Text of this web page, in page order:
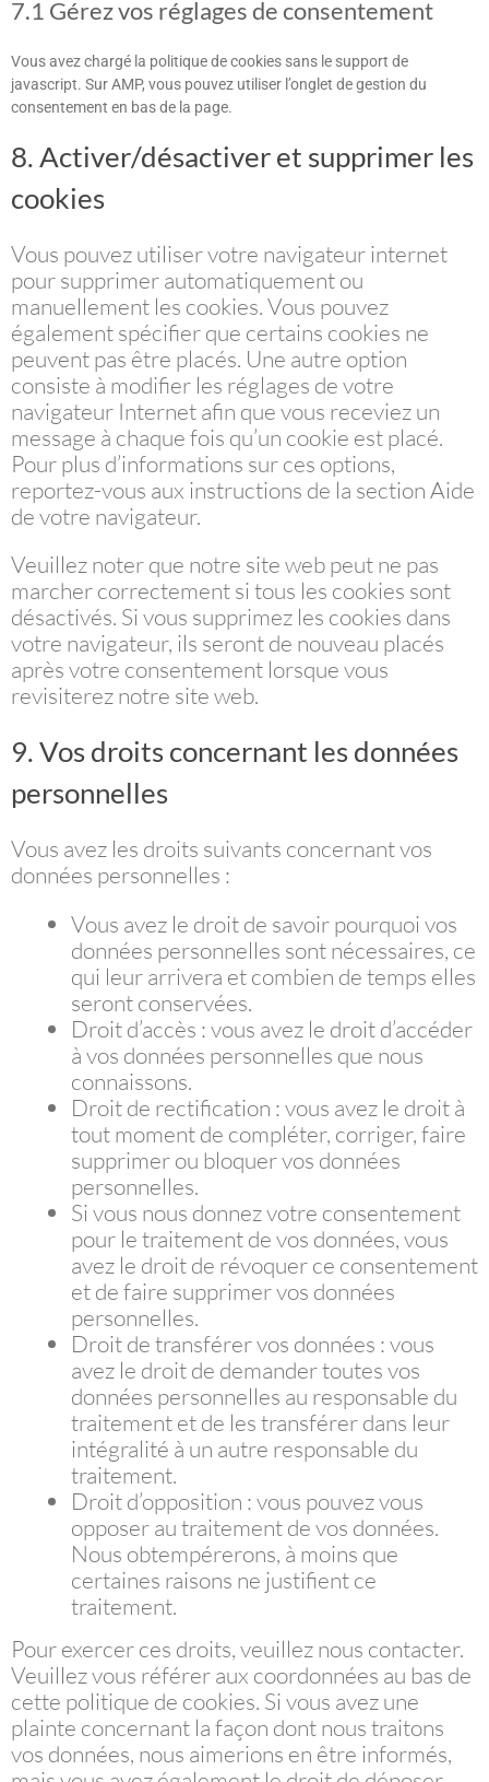
7.1 Gérez vos réglages de consentement
Vous avez chargé la politique de cookies sans le support de
javascript. Sur AMP, vous pouvez utiliser l’onglet de gestion du
consentement en bas de la page.
8. Activer/désactiver et supprimer les
cookies
Vous pouvez utiliser votre navigateur internet
pour supprimer automatiquement ou
manuellement les cookies. Vous pouvez
également spécifier que certains cookies ne
peuvent pas être placés. Une autre option
consiste à modifier les réglages de votre
navigateur Internet afin que vous receviez un
message à chaque fois qu’un cookie est placé.
Pour plus d’informations sur ces options,
reportez-vous aux instructions de la section Aide
de votre navigateur.
Veuillez noter que notre site web peut ne pas
marcher correctement si tous les cookies sont
désactivés. Si vous supprimez les cookies dans
votre navigateur, ils seront de nouveau placés
après votre consentement lorsque vous
revisiterez notre site web.
9. Vos droits concernant les données
personnelles
Vous avez les droits suivants concernant vos
données personnelles :
Vous avez le droit de savoir pourquoi vos
données personnelles sont nécessaires, ce
qui leur arrivera et combien de temps elles
seront conservées.
Droit d’accès : vous avez le droit d’accéder
à vos données personnelles que nous
connaissons.
Droit de rectification : vous avez le droit à
tout moment de compléter, corriger, faire
supprimer ou bloquer vos données
personnelles.
Si vous nous donnez votre consentement
pour le traitement de vos données, vous
avez le droit de révoquer ce consentement
et de faire supprimer vos données
personnelles.
Droit de transférer vos données : vous
avez le droit de demander toutes vos
données personnelles au responsable du
traitement et de les transférer dans leur
intégralité à un autre responsable du
traitement.
Droit d’opposition : vous pouvez vous
opposer au traitement de vos données.
Nous obtempérerons, à moins que
certaines raisons ne justifient ce
traitement.
Pour exercer ces droits, veuillez nous contacter.
Veuillez vous référer aux coordonnées au bas de
cette politique de cookies. Si vous avez une
plainte concernant la façon dont nous traitons
vos données, nous aimerions en être informés,